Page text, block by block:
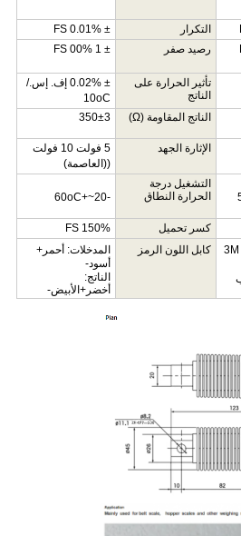
التكرار ± 0.01%
FS
رصيد صفر ±
1
00%
FS
تأثير الحرارة على
الناتج
± 0.02%
إف. إس./
10oC
الناتج المقاومة (
Ω
)
350±3
الإثارة الجهد 5 فولت
10 فولت
((العاصمة)
التشغيل درجة
الحرارة النطاق -20~+60
oC
كسر تحميل 150%
FS
3M
كابل اللون الرمز المدخلات: أحمر +
أسود-
الناتج:
أخضر +الأبيض-